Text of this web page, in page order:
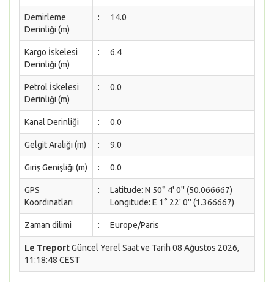
Demirleme
Derinliği (m)
: 14.0
Kargo İskelesi
Derinliği (m)
: 6.4
Petrol İskelesi
Derinliği (m)
: 0.0
Kanal Derinliği : 0.0
Gelgit Aralığı (m) : 9.0
Giriş Genişliği (m) : 0.0
GPS
Koordinatları
:
Latitude: N 50° 4' 0'' (50.066667)
Longitude: E 1° 22' 0'' (1.366667)
Zaman dilimi : Europe/Paris
Le TreportGüncel Yerel Saat ve Tarih 08 Ağustos 2026,
11:18:48 CEST